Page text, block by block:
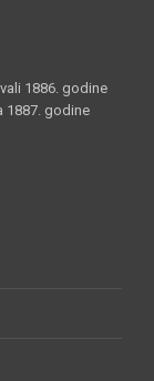
1886. godine
1887. godine